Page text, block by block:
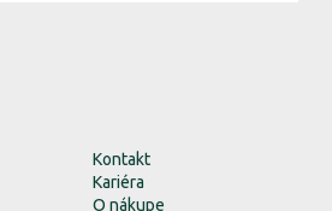
Kontakt
Kariéra
O nákupe